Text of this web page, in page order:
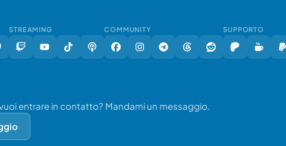
STREAMING COMMUNITY SUPPORTO
entrare in contatto? Mandami un messaggio.